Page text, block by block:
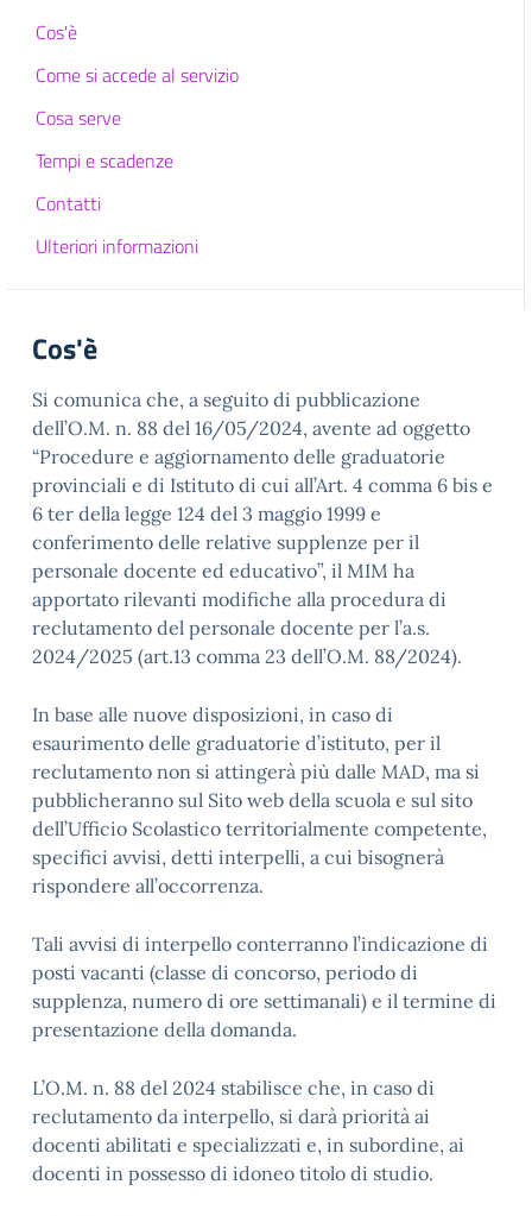
Cos'è
Come si accede al servizio
Cosa serve
Tempi e scadenze
Contatti
Ulteriori informazioni
Cos'è
Si comunica che, a seguito di pubblicazione
dell’O.M. n. 88 del 16/05/2024, avente ad oggetto
“Procedure e aggiornamento delle graduatorie
provinciali e di Istituto di cui all’Art. 4 comma 6 bis e
6 ter della legge 124 del 3 maggio 1999 e
conferimento delle relative supplenze per il
personale docente ed educativo”, il MIM ha
apportato rilevanti modifiche alla procedura di
reclutamento del personale docente per l’a.s.
2024/2025 (art.13 comma 23 dell’O.M. 88/2024).
In base alle nuove disposizioni, in caso di
esaurimento delle graduatorie d’istituto, per il
reclutamento non si attingerà più dalle MAD, ma si
pubblicheranno sul Sito web della scuola e sul sito
dell’Ufficio Scolastico territorialmente competente,
specifici avvisi, detti interpelli, a cui bisognerà
rispondere all’occorrenza.
Tali avvisi di interpello conterranno l’indicazione di
posti vacanti (classe di concorso, periodo di
supplenza, numero di ore settimanali) e il termine di
presentazione della domanda.
L’O.M. n. 88 del 2024 stabilisce che, in caso di
reclutamento da interpello, si darà priorità ai
docenti abilitati e specializzati e, in subordine, ai
docenti in possesso di idoneo titolo di studio.